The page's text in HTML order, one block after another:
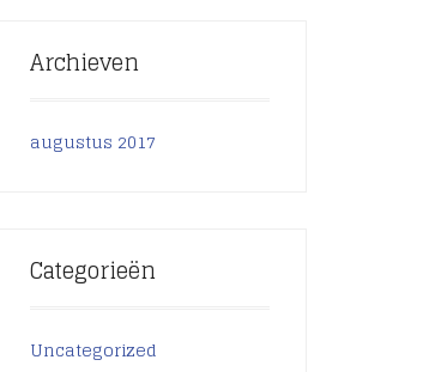
Archieven
augustus 2017
Categorieën
Uncategorized